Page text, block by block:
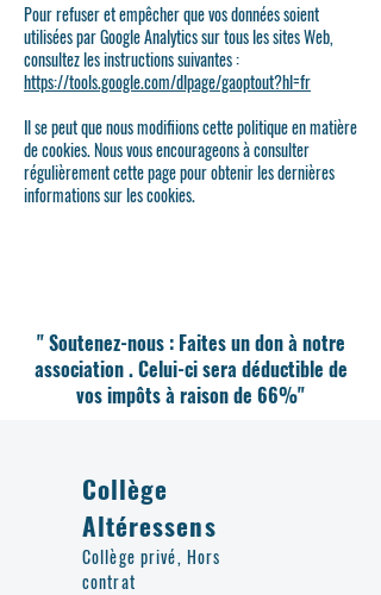
Pour refuser et empêcher que vos données soient
utilisées par Google Analytics sur tous les sites Web,
consultez les instructions suivantes :
https://tools.google.com/dlpage/gaoptout?hl=fr
Il se peut que nous modifiions cette politique en matière
de cookies. Nous vous encourageons à consulter
régulièrement cette page pour obtenir les dernières
informations sur les cookies.
" Soutenez-nous : Faites un don à notre
association . Celui-ci sera déductible de
vos impôts à raison de 66%"
Collège
Altéressens
Collège privé, Hors
contrat